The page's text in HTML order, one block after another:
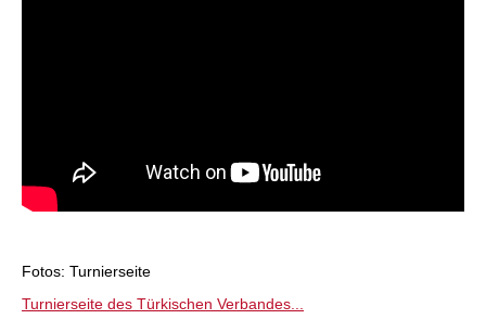
Fotos: Turnierseite
Turnierseite des Türkischen Verbandes...